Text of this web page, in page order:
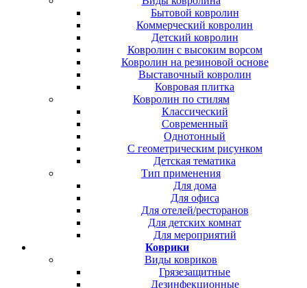
Бытовой ковролин
Коммерческий ковролин
Детский ковролин
Ковролин с высоким ворсом
Ковролин на резиновой основе
Выставочный ковролин
Ковровая плитка
Ковролин по стилям
Классический
Современный
Однотонный
С геометрическим рисунком
Детская тематика
Тип применения
Для дома
Для офиса
Для отелей/ресторанов
Для детских комнат
Для мероприятий
Коврики
Виды ковриков
Грязезащитные
Дезинфекционные